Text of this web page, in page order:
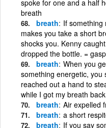
spoke for one and a half
breath
breath If something
makes you take a short
shocks you. Kenny
dropped the bottle. = gasp
breath When you
something energetic, you
reached out a hand to
while I got my breath back
breath Air expelled
breath a short
breath If you say